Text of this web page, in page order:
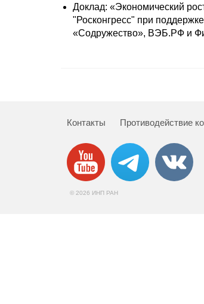
Доклад: «Экономический
"Росконгресс" при
«Содружество», ВЭБ.РФ и
Контакты Противодействие
© 2026 ИНП РАН